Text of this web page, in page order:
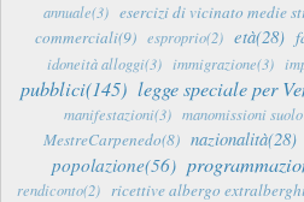
annuale(3) esercizi di vicinato medie
commerciali(9) esproprio(2) età(28)
idoneità alloggi(3) immigrazione(3)
pubblici(145) legge speciale per
manifestazioni(3) manomissioni
MestreCarpenedo(8) nazionalità(28)
popolazione(56)
rendiconto(2) ricettive albergo